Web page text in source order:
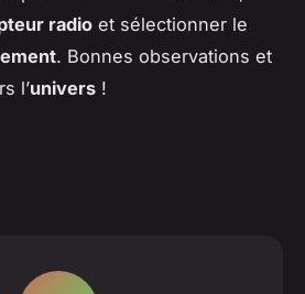
radio et sélectionner le
. Bonnes observations et
l’univers !